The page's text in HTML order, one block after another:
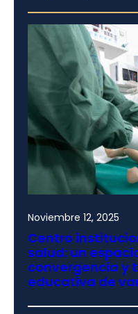
Noviembre 12, 2025
Centro
salud: un
convergencia y
educativa de